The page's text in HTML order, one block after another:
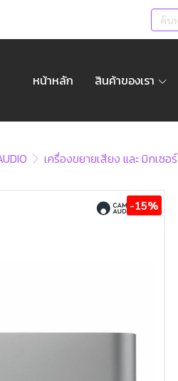
หน้าหลัก สินค้าของเรา
เครื่องขยายเสียง และ มิกเซอร์
-15%